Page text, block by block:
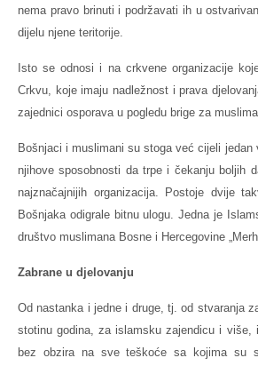
nema pravo brinuti i podržavati ih u
dijelu njene teritorije.
Isto se odnosi i na crkvene organizacije
Crkvu, koje imaju nadležnost i prava
zajednici osporava u pogledu brige za
Bošnjaci i muslimani su stoga već cijeli
njihove sposobnosti da trpe i čekanju boljih
najznačajnijih organizacija. Postoje dvije
Bošnjaka odigrale bitnu ulogu. Jedna je
društvo muslimana Bosne i Hercegovine
Zabrane u djelovanju
Od nastanka i jedne i druge, tj. od stvaranja
stotinu godina, za islamsku zajendicu i
bez obzira na sve teškoće sa kojima su